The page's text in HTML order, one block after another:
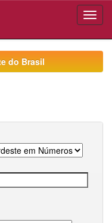
do Brasil